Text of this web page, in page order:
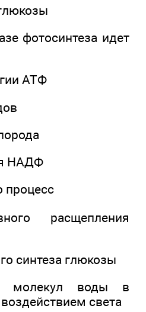
фотосинтеза идет
АТФ
НАДФ
процесс
расщепления
синтеза глюкозы
молекул воды в
света